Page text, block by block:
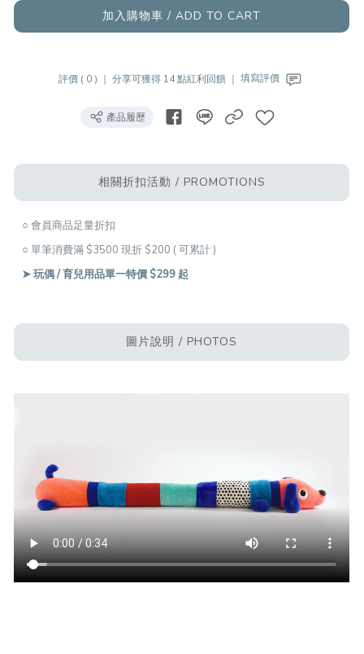
加入購物車 / ADD TO CART
評價 ( 0 ) ｜分享可獲得 14 點紅利回饋 ｜填寫評價
產品履歷
相關折扣活動 / PROMOTIONS
○ 會員商品足量折扣
○ 單筆消費滿 $3500 現折 $200 ( 可累計 )
➤ 玩偶 / 育兒用品單一特價 $299 起
圖片說明 / PHOTOS